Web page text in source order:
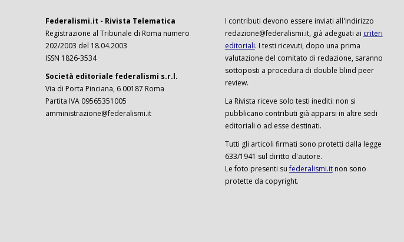
Federalismi.it - Rivista Telematica
Registrazione al Tribunale di Roma numero
202/2003 del 18.04.2003
ISSN 1826-3534
Società editoriale federalismi s.r.l.
Via di Porta Pinciana, 6 00187 Roma
Partita IVA 09565351005
amministrazione@federalismi.it
I contributi devono essere inviati all'indirizzo
redazione@federalismi.it, già adeguati ai criteri
editoriali. I testi ricevuti, dopo una prima
valutazione del comitato di redazione, saranno
sottoposti a procedura di double blind peer
review.
La Rivista riceve solo testi inediti: non si
pubblicano contributi già apparsi in altre sedi
editoriali o ad esse destinati.
Tutti gli articoli firmati sono protetti dalla legge
633/1941 sul diritto d'autore.
Le foto presenti sufederalismi.itnon sono
protette da copyright.